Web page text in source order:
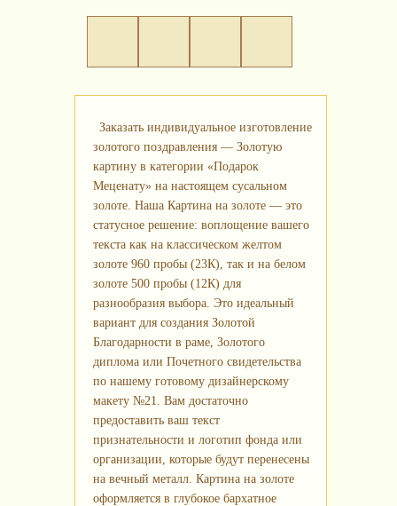
Заказать индивидуальное изготовление
золотого поздравления — Золотую
картину в категории «Подарок
Меценату» на настоящем сусальном
золоте. Наша Картина на золоте — это
статусное решение: воплощение вашего
текста как на классическом желтом
золоте 960 пробы (23К), так и на белом
золоте 500 пробы (12К) для
разнообразия выбора. Это идеальный
вариант для создания Золотой
Благодарности в раме, Золотого
диплома или Почетного свидетельства
по нашему готовому дизайнерскому
макету №21. Вам достаточно
предоставить ваш текст
признательности и логотип фонда или
организации, которые будут перенесены
на вечный металл. Картина на золоте
оформляется в глубокое бархатное